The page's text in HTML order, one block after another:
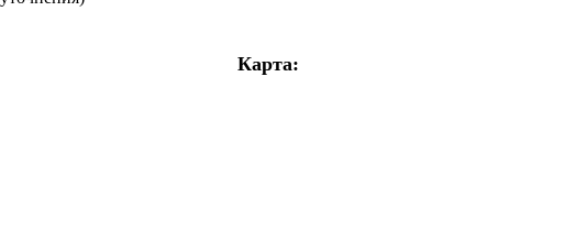
Карта: